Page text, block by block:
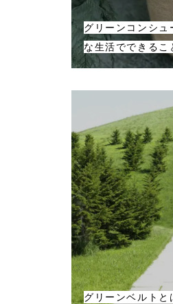
グリーンコンシュ
な生活でできるこ
グリーンベルトと